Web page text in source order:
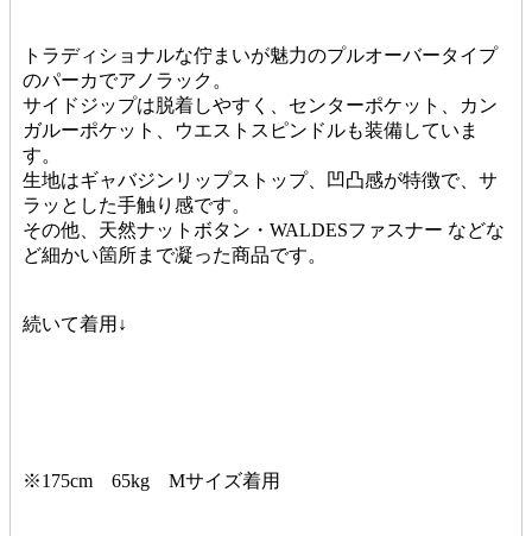
トラディショナルな佇まいが魅力のプルオーバータイプ
のパーカでアノラック。
サイドジップは脱着しやすく、センターポケット、カン
ガルーポケット、ウエストスピンドルも装備していま
す。
生地はギャバジンリップストップ、凹凸感が特徴で、サ
ラッとした手触り感です。
その他、天然ナットボタン・WALDESファスナー などな
ど細かい箇所まで凝った商品です。
続いて着用↓
※175cm 65kg Mサイズ着用